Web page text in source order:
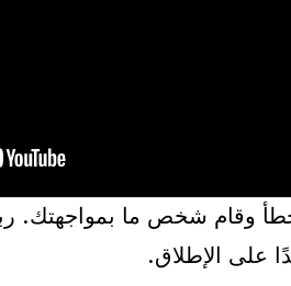
وقام شخص ما بمواجهتك.
على الإطلاق.